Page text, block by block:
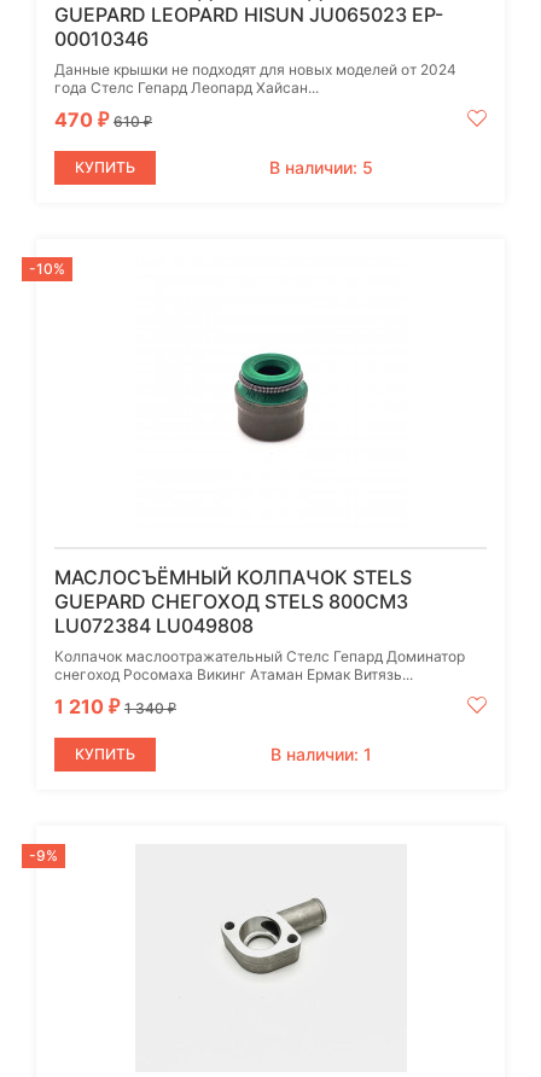
GUEPARD LEOPARD HISUN JU065023 EP-
00010346
Данные крышки не подходят для новых моделей от 2024
года Стелс Гепард Леопард Хайсан...
470 ₽ 610₽
КУПИТЬ В наличии: 5
-10%
МАСЛОСЪЁМНЫЙ КОЛПАЧОК STELS
GUEPARD СНЕГОХОД STELS 800СМ3
LU072384 LU049808
Колпачок маслоотражательный Стелс Гепард Доминатор
снегоход Росомаха Викинг Атаман Ермак Витязь...
1 210 ₽ 1 340₽
КУПИТЬ В наличии: 1
-9%